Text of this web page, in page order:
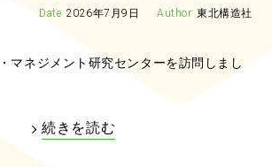
2026年7月9日 東北構造社
マネジメント研究センターを訪問しまし
続きを読む